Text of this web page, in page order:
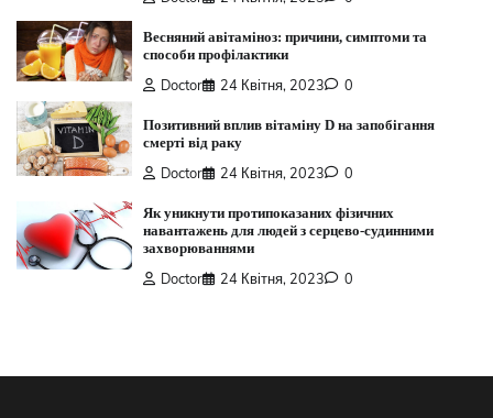
Весняний авітаміноз: причини, симптоми та
способи профілактики
Doctor 24 Квітня, 2023 0
Позитивний вплив вітаміну D на запобігання
смерті від раку
Doctor 24 Квітня, 2023 0
Як уникнути протипоказаних фізичних
навантажень для людей з серцево-судинними
захворюваннями
Doctor 24 Квітня, 2023 0